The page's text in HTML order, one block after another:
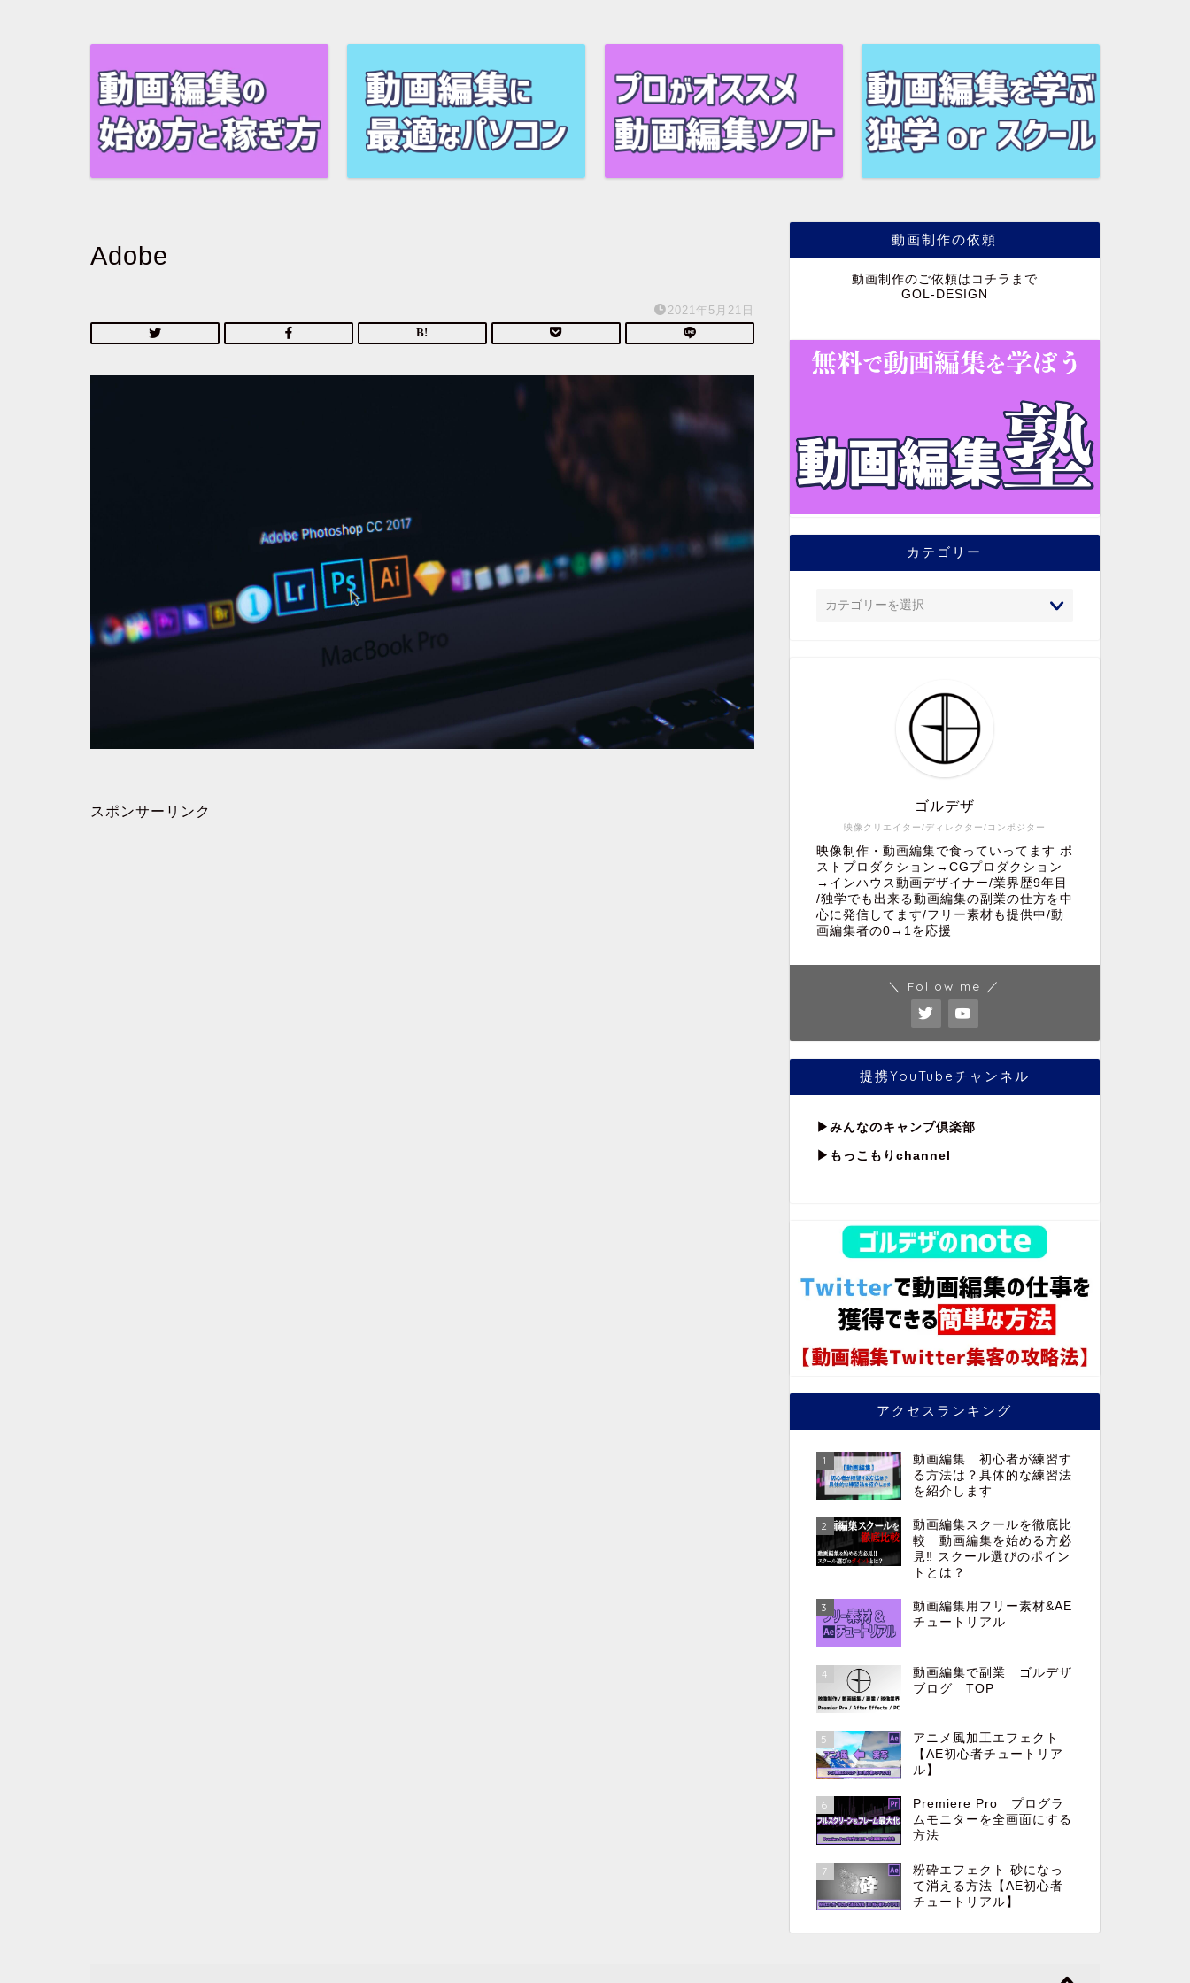
Adobe
2021年5月21日
スポンサーリンク
動画制作の依頼
動画制作のご依頼はコチラまで
GOL-DESIGN
カテゴリー
映像クリエイター/ディレクター/コンポジター
ゴルデザ
映像制作・動画編集で食っていってます ポ
ストプロダクション→CGプロダクション
→インハウス動画デザイナー/業界歴9年目
/独学でも出来る動画編集の副業の仕方を中
心に発信してます/フリー素材も提供中/動
画編集者の0→1を応援
＼ Follow me ／
提携YouTubeチャンネル
▶︎ みんなのキャンプ倶楽部
▶︎もっこもりchannel
アクセスランキング
1
動画編集 初心者が練習す
る方法は？具体的な練習法
を紹介します
2
動画編集スクールを徹底比
較 動画編集を始める方必
見‼︎ スクール選びのポイン
トとは？
3
動画編集用フリー素材&AE
チュートリアル
4
動画編集で副業 ゴルデザ
ブログ TOP
5
アニメ風加工エフェクト
【AE初心者チュートリア
ル】
6
Premiere Pro プログラ
ムモニターを全画面にする
方法
7
粉砕エフェクト 砂になっ
て消える方法【AE初心者
チュートリアル】